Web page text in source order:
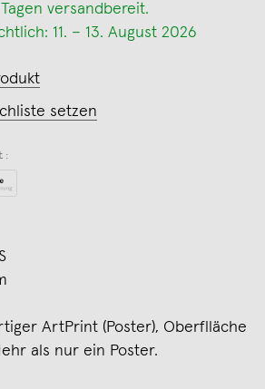
versandbereit.
11. – 13. August 2026
setzen
ArtPrint (Poster), Oberflläche
als nur ein Poster.